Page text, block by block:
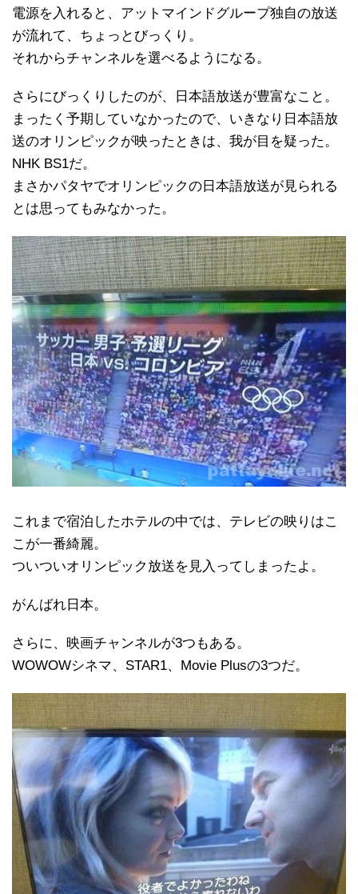
電源を入れると、アットマインドグループ独自の放送
が流れて、ちょっとびっくり。
それからチャンネルを選べるようになる。
さらにびっくりしたのが、日本語放送が豊富なこと。
まったく予期していなかったので、いきなり日本語放
送のオリンピックが映ったときは、我が目を疑った。
NHK BS1だ。
まさかパタヤでオリンピックの日本語放送が見られる
とは思ってもみなかった。
これまで宿泊したホテルの中では、テレビの映りはこ
こが一番綺麗。
ついついオリンピック放送を見入ってしまったよ。
がんばれ日本。
さらに、映画チャンネルが3つもある。
WOWOWシネマ、STAR1、Movie Plusの3つだ。